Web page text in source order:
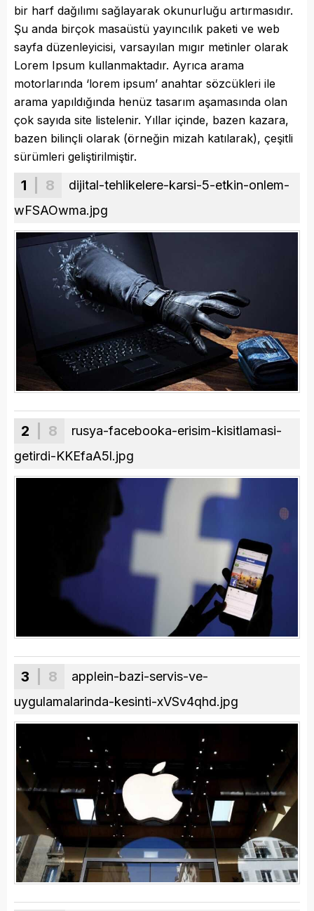
bir harf dağılımı sağlayarak okunurluğu artırmasıdır.
Şu anda birçok masaüstü yayıncılık paketi ve web
sayfa düzenleyicisi, varsayılan mıgır metinler olarak
Lorem Ipsum kullanmaktadır. Ayrıca arama
motorlarında ‘lorem ipsum’ anahtar sözcükleri ile
arama yapıldığında henüz tasarım aşamasında olan
çok sayıda site listelenir. Yıllar içinde, bazen kazara,
bazen bilinçli olarak (örneğin mizah katılarak), çeşitli
sürümleri geliştirilmiştir.
1 | 8
dijital-tehlikelere-karsi-5-etkin-onlem-
wFSAOwma.jpg
2 | 8
rusya-facebooka-erisim-kisitlamasi-
getirdi-KKEfaA5l.jpg
3 | 8
applein-bazi-servis-ve-
uygulamalarinda-kesinti-xVSv4qhd.jpg